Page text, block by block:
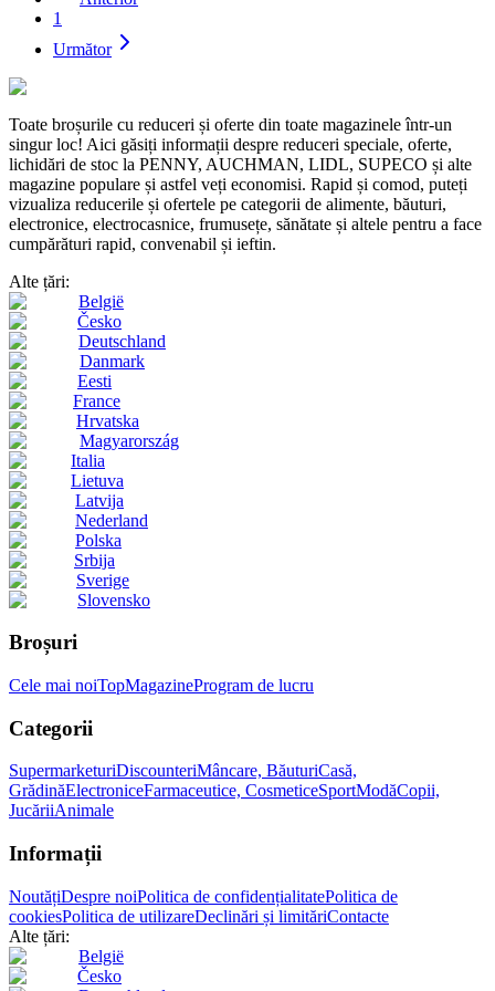
1
Următor
Toate broșurile cu reduceri și oferte din toate magazinele într-un
singur loc! Aici găsiți informații despre reduceri speciale, oferte,
lichidări de stoc la PENNY, AUCHMAN, LIDL, SUPECO și alte
magazine populare și astfel veți economisi. Rapid și comod, puteți
vizualiza reducerile și ofertele pe categorii de alimente, băuturi,
electronice, electrocasnice, frumusețe, sănătate și altele pentru a face
cumpărături rapid, convenabil și ieftin.
Alte țări:
België
Česko
Deutschland
Danmark
Eesti
France
Hrvatska
Magyarország
Italia
Lietuva
Latvija
Nederland
Polska
Srbija
Sverige
Slovensko
Broșuri
Cele mai noiTopMagazineProgram de lucru
Categorii
SupermarketuriDiscounteriMâncare, BăuturiCasă,
GrădinăElectroniceFarmaceutice, CosmeticeSportModăCopii,
JucăriiAnimale
Informații
NoutățiDespre noiPolitica de confidențialitatePolitica de
cookiesPolitica de utilizareDeclinări și limităriContacte
Alte țări:
België
Česko